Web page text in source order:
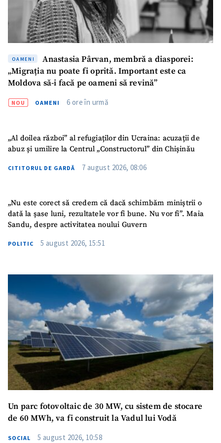
OAMENI
Anastasia Pârvan, membră a diasporei:
„Migrația nu poate fi oprită. Important este ca
Moldova să-i facă pe oameni să revină”
NOU OAMENI 6 ore în urmă
„Al doilea război” al refugiaților din Ucraina: acuzații de
abuz și umilire la Centrul „Constructorul” din Chișinău
CITITORUL DE GARDĂ 7 august 2026, 08:06
„Nu este corect să credem că dacă schimbăm miniștrii o
dată la șase luni, rezultatele vor fi bune. Nu vor fi”. Maia
Sandu, despre activitatea noului Guvern
POLITIC 5 august 2026, 15:51
Un parc fotovoltaic de 30 MW, cu sistem de stocare
de 60 MWh, va fi construit la Vadul lui Vodă
SOCIAL 5 august 2026, 10:58
Am citit și sunt de
acord cupolitica de
confidențialitate.
TRIMITE ȘTIREA